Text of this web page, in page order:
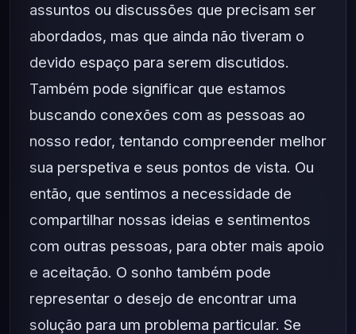
assuntos ou discussões que precisam ser
abordados, mas que ainda não tiveram o
devido espaço para serem discutidos.
Também pode significar que estamos
buscando conexões com as pessoas ao
nosso redor, tentando compreender melhor
sua perspetiva e seus pontos de vista. Ou
então, que sentimos a necessidade de
compartilhar nossas ideias e sentimentos
com outras pessoas, para obter mais apoio
e aceitação. O sonho também pode
representar o desejo de encontrar uma
solução para um problema particular. Se